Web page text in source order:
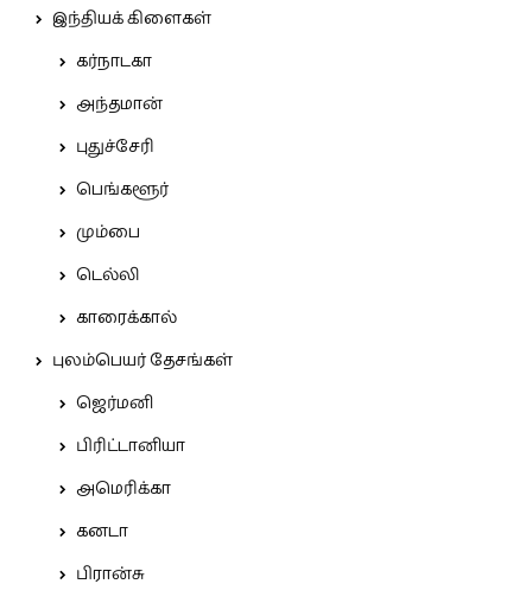
இந்தியக் கிளைகள்
கர்நாடகா
அந்தமான்
புதுச்சேரி
பெங்களூர்
மும்பை
டெல்லி
காரைக்கால்
புலம்பெயர் தேசங்கள்
ஜெர்மனி
பிரிட்டானியா
அமெரிக்கா
கனடா
பிரான்சு